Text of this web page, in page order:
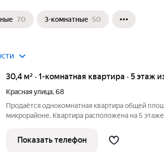
70 3-комнатные 50
30,4 м² · 1-комнатная квартира · 5 этаж
Красная улица,68
Продаётся однокомнатная квартира общей
микрорайоне. Квартира расположена на 5
выложен кафельной плиткой, металлическая
Номер в базе
Показать телефон